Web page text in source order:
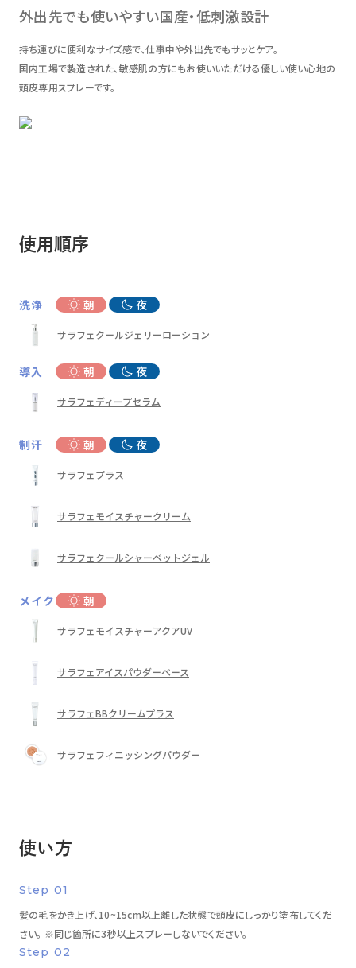
外出先でも使いやすい国産・低刺激設計
持ち運びに便利なサイズ感で、仕事中や外出先でもサッとケア。
国内工場で製造された、敏感肌の方にもお使いいただける優しい使い心地の
頭皮専用スプレーです。
使用順序
洗浄 朝 夜
サラフェクールジェリーローション
導入 朝 夜
サラフェディープセラム
制汗 朝 夜
サラフェプラス
サラフェモイスチャークリーム
サラフェクールシャーベットジェル
メイク 朝
サラフェモイスチャーアクアUV
サラフェアイスパウダーベース
サラフェBBクリームプラス
サラフェフィニッシングパウダー
使い方
Step 01
髪の毛をかき上げ、10~15cm以上離した状態で頭皮にしっかり塗布してくだ
さい。 ※同じ箇所に3秒以上スプレーしないでください。
Step 02